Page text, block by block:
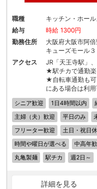
職種
キッチン・ホー
給与
時給 1300円
勤務住所
大阪府大阪市阿
キューズモール３
アクセス
JR「天王寺駅」
★駅チカで通勤楽
★自転車通勤も可
にある場合は利用
シニア歓迎 1日4時間以内
主婦（夫）歓迎
平日のみ
フリーター歓迎
土日・祝日
時間や曜日が選べる
中高年
丸亀製麺
駅チカ 週2日～
詳細を見る